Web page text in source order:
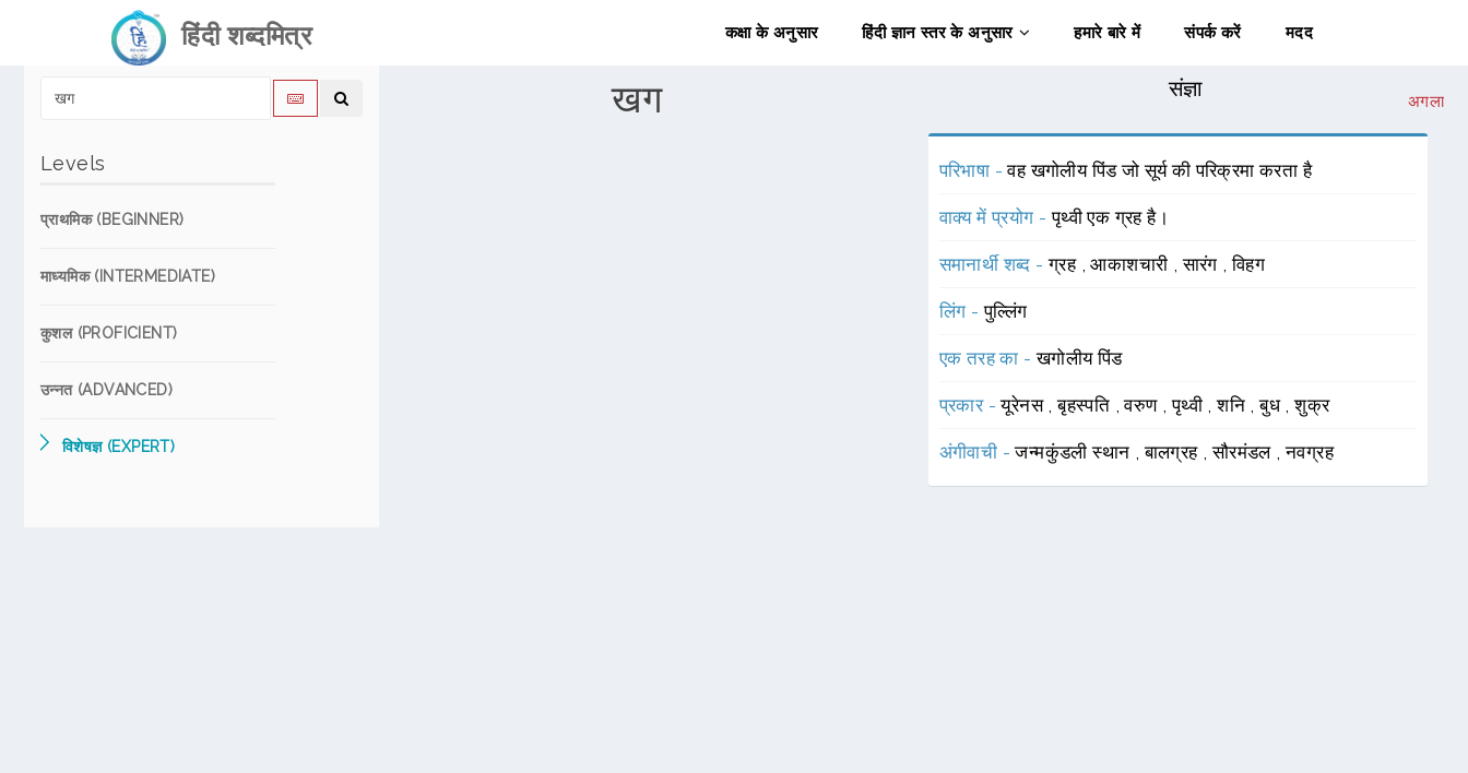
हिंदी शब्दमित्र कक्षा के अनुसार हिंदी ज्ञान स्तर के अनुसार हमारे बारे में संपर्क करें मदद
Levels
प्राथमिक (BEGINNER)
माध्यमिक (INTERMEDIATE)
कुशल (PROFICIENT)
उन्नत (ADVANCED)
विशेषज्ञ (EXPERT)
खग संज्ञा
अगला
परिभाषा -वह खगोलीय पिंड जो सूर्य की परिक्रमा करता है
वाक्य में प्रयोग -पृथ्वी एक ग्रह है।
समानार्थी शब्द -ग्रह ,आकाशचारी ,सारंग ,विहग
लिंग -पुल्लिंग
एक तरह का -खगोलीय पिंड
प्रकार -यूरेनस ,बृहस्पति ,वरुण ,पृथ्वी ,शनि ,बुध ,शुक्र
अंगीवाची -जन्मकुंडली स्थान ,बालग्रह ,सौरमंडल ,नवग्रह